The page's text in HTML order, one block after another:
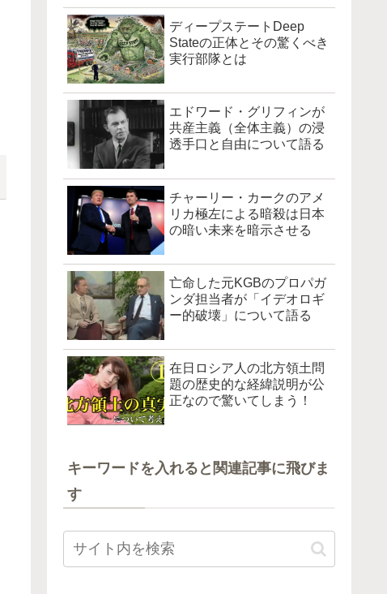
ディープステートDeep
Stateの正体とその驚くべき
実行部隊とは
エドワード・グリフィンが
共産主義（全体主義）の浸
透手口と自由について語る
チャーリー・カークのアメ
リカ極左による暗殺は日本
の暗い未来を暗示させる
亡命した元KGBのプロパガ
ンダ担当者が「イデオロギ
ー的破壊」について語る
在日ロシア人の北方領土問
題の歴史的な経緯説明が公
正なので驚いてしまう！
キーワードを入れると関連記事に飛びま
す